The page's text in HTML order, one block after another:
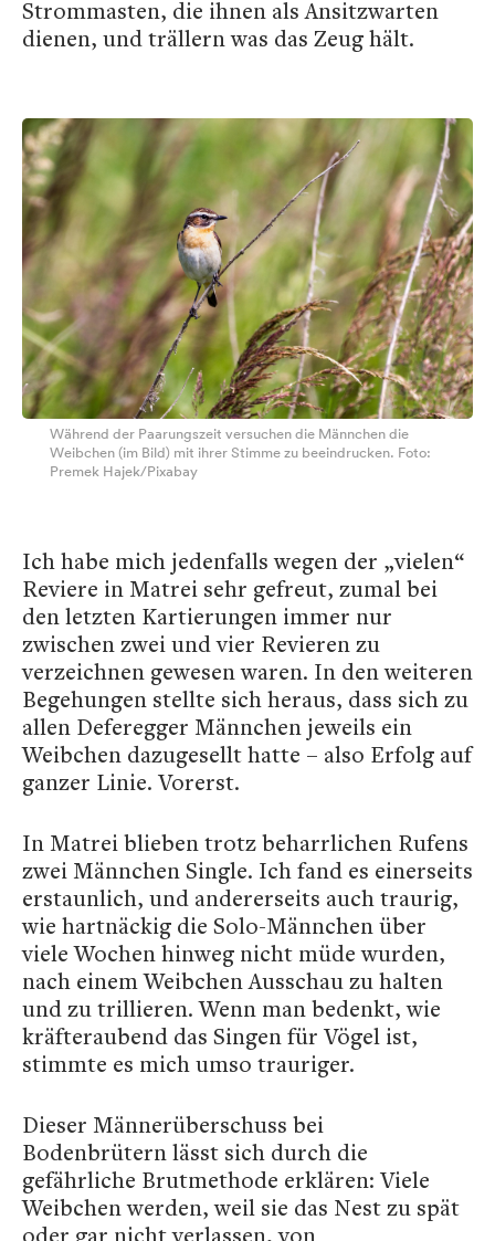
Strommasten, die ihnen als Ansitzwarten
dienen, und trällern was das Zeug hält.
Während der Paarungszeit versuchen die Männchen die
Weibchen (im Bild) mit ihrer Stimme zu beeindrucken. Foto:
Premek Hajek/Pixabay
Ich habe mich jedenfalls wegen der „vielen“
Reviere in Matrei sehr gefreut, zumal bei
den letzten Kartierungen immer nur
zwischen zwei und vier Revieren zu
verzeichnen gewesen waren. In den weiteren
Begehungen stellte sich heraus, dass sich zu
allen Deferegger Männchen jeweils ein
Weibchen dazugesellt hatte – also Erfolg auf
ganzer Linie. Vorerst.
In Matrei blieben trotz beharrlichen Rufens
zwei Männchen Single. Ich fand es einerseits
erstaunlich, und andererseits auch traurig,
wie hartnäckig die Solo-Männchen über
viele Wochen hinweg nicht müde wurden,
nach einem Weibchen Ausschau zu halten
und zu trillieren. Wenn man bedenkt, wie
kräfteraubend das Singen für Vögel ist,
stimmte es mich umso trauriger.
Dieser Männerüberschuss bei
Bodenbrütern lässt sich durch die
gefährliche Brutmethode erklären: Viele
Weibchen werden, weil sie das Nest zu spät
oder gar nicht verlassen, von